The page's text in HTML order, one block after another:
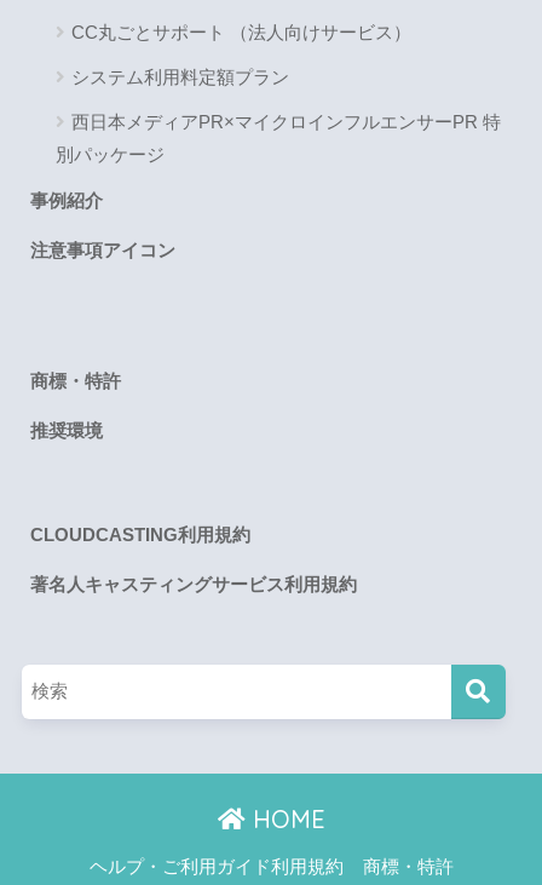
CC丸ごとサポート （法人向けサービス）
システム利用料定額プラン
西日本メディアPR×マイクロインフルエンサーPR 特
別パッケージ
事例紹介
注意事項アイコン
商標・特許
推奨環境
CLOUDCASTING利用規約
著名人キャスティングサービス利用規約
HOME
ヘルプ・ご利用ガイド利用規約 商標・特許